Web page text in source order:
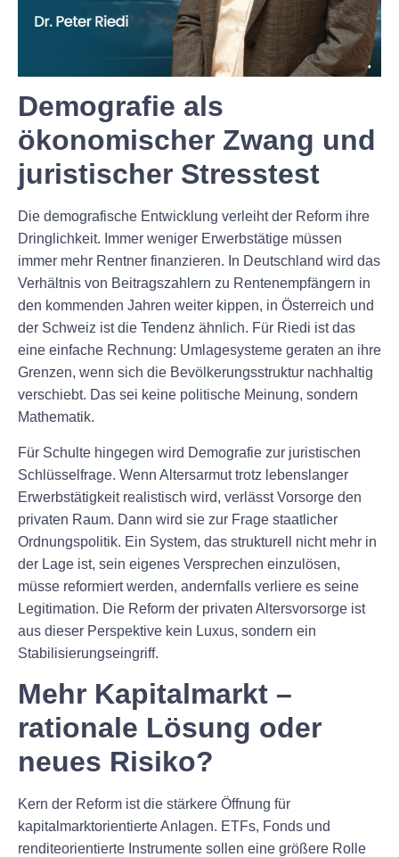
Demografie als
ökonomischer Zwang und
juristischer Stresstest
Die demografische Entwicklung verleiht der Reform ihre
Dringlichkeit. Immer weniger Erwerbstätige müssen
immer mehr Rentner finanzieren. In Deutschland wird das
Verhältnis von Beitragszahlern zu Rentenempfängern in
den kommenden Jahren weiter kippen, in Österreich und
der Schweiz ist die Tendenz ähnlich. Für Riedi ist das
eine einfache Rechnung: Umlagesysteme geraten an ihre
Grenzen, wenn sich die Bevölkerungsstruktur nachhaltig
verschiebt. Das sei keine politische Meinung, sondern
Mathematik.
Für Schulte hingegen wird Demografie zur juristischen
Schlüsselfrage. Wenn Altersarmut trotz lebenslanger
Erwerbstätigkeit realistisch wird, verlässt Vorsorge den
privaten Raum. Dann wird sie zur Frage staatlicher
Ordnungspolitik. Ein System, das strukturell nicht mehr in
der Lage ist, sein eigenes Versprechen einzulösen,
müsse reformiert werden, andernfalls verliere es seine
Legitimation. Die Reform der privaten Altersvorsorge ist
aus dieser Perspektive kein Luxus, sondern ein
Stabilisierungseingriff.
Mehr Kapitalmarkt –
rationale Lösung oder
neues Risiko?
Kern der Reform ist die stärkere Öffnung für
kapitalmarktorientierte Anlagen. ETFs, Fonds und
renditeorientierte Instrumente sollen eine größere Rolle